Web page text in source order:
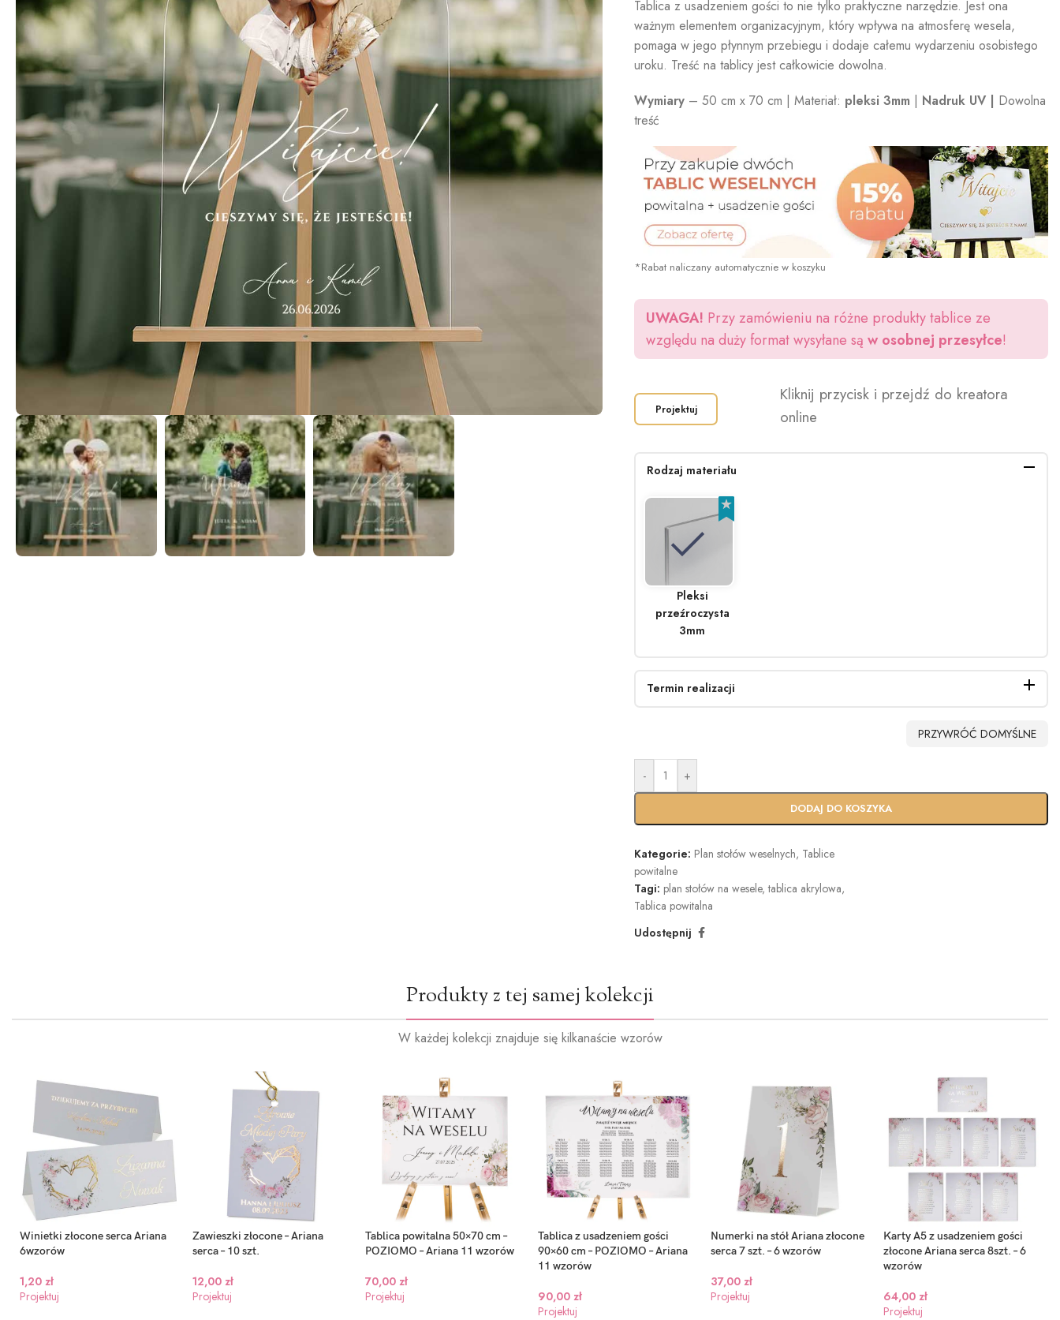
Tablica z usadzeniem gości to nie tylko praktyczne narzędzie. Jest ona
ważnym elementem organizacyjnym, który wpływa na atmosferę wesela,
pomaga w jego płynnym przebiegu i dodaje całemu wydarzeniu osobistego
uroku. Treść na tablicy jest całkowicie dowolna.
Wymiary – 50 cm x 70 cm | Materiał: pleksi 3mm | Nadruk UV | Dowolna
treść
*Rabat naliczany automatycznie w koszyku
UWAGA! Przy zamówieniu na różne produkty tablice ze
względu na duży format wysyłane są w osobnej przesyłce!
Projektuj
Kliknij przycisk i przejdź do kreatora
online
Rodzaj materiału
Pleksi
przeźroczysta
3mm
Termin realizacji
PRZYWRÓĆ DOMYŚLNE
- +
DODAJ DO KOSZYKA
Kategorie: Plan stołów weselnych, Tablice
powitalne
Tagi: plan stołów na wesele, tablica akrylowa,
Tablica powitalna
Udostępnij
Produkty z tej samej kolekcji
W każdej kolekcji znajduje się kilkanaście wzorów
Winietki złocone serca Ariana
6wzorów
1,20 zł
Projektuj
Zawieszki złocone – Ariana
serca – 10 szt.
12,00 zł
Projektuj
Tablica powitalna 50×70 cm –
POZIOMO – Ariana 11 wzorów
70,00 zł
Projektuj
Tablica z usadzeniem gości
90×60 cm – POZIOMO – Ariana
11 wzorów
90,00 zł
Projektuj
Numerki na stół Ariana złocone
serca 7 szt. – 6 wzorów
37,00 zł
Projektuj
Karty A5 z usadzeniem gości
złocone Ariana serca 8szt. – 6
wzorów
64,00 zł
Projektuj